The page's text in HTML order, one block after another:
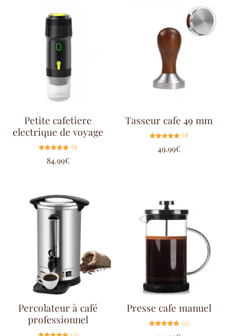
Petite cafetiere
electrique de voyage
5.00
sur 5
(1)
84.99€
Tasseur cafe 49 mm
5.00
sur 5
(1)
49.99€
Percolateur à café
professionnel
(2)
Presse cafe manuel
(2)